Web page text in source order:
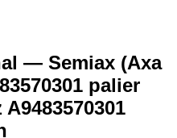
— Semiax (Axa
palier